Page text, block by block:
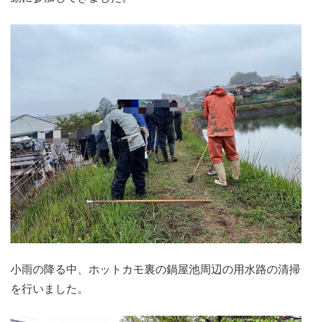
小雨の降る中、ホットカモ裏の鍋屋池周辺の用水路の清掃
を行いました。